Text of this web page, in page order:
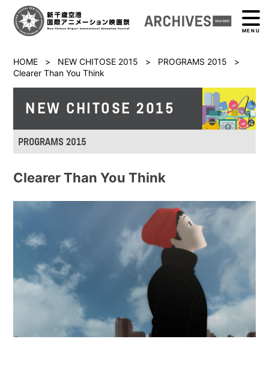
MENU
HOME > NEW CHITOSE 2015 > PROGRAMS 2015
>
Clearer Than You Think
NEW CHITOSE 2015
PROGRAMS 2015
Clearer Than You Think